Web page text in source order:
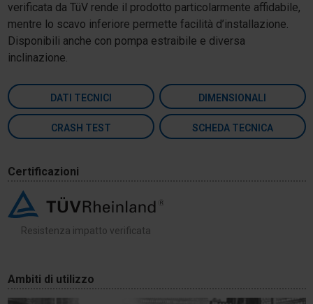
verificata da TüV rende il prodotto particolarmente affidabile,
mentre lo scavo inferiore permette facilità d’installazione.
Disponibili anche con pompa estraibile e diversa
inclinazione.
DATI TECNICI DIMENSIONALI
CRASH TEST SCHEDA TECNICA
Certificazioni
Resistenza impatto verificata
Ambiti di utilizzo